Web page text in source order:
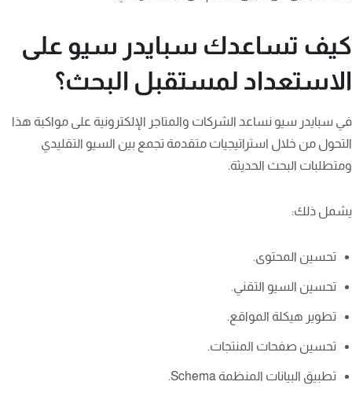
كيف تساعدك سبايدر سيو على
الاستعداد لمستقبل البحث؟
في سبايدر سيو نساعد الشركات والمتاجر الإلكترونية على مواكبة هذا
التحول من خلال استراتيجيات متقدمة تجمع بين السيو التقليدي
ومتطلبات البحث الحديثة.
يشمل ذلك:
تحسين المحتوى.
تحسين السيو التقني.
تطوير هيكلة المواقع.
تحسين صفحات المنتجات.
تطبيق البيانات المنظمة Schema.